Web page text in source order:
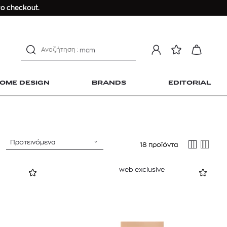
checkout.
DESIGN BRANDS EDITORIAL
kiehl's avocado eye
Longchamp Le Pliage
Προτεινόμενα 18 προϊόντα
web exclusive